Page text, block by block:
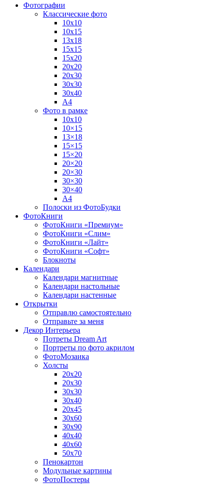
Фотографии
Классические фото
10х10
10х15
13х18
15х15
15х20
20х20
20х30
30х30
30х40
А4
Фото в рамке
10х10
10×15
13×18
15×15
15×20
20×20
20×30
30×30
30×40
A4
Полоски из ФотоБудки
ФотоКниги
ФотоКниги «Премиум»
ФотоКниги «Слим»
ФотоКниги «Лайт»
ФотоКниги «Софт»
Блокноты
Календари
Календари магнитные
Календари настольные
Календари настенные
Открытки
Отправлю самостоятельно
Отправьте за меня
Декор Интерьера
Потреты Dream Art
Портреты по фото акрилом
ФотоМозаика
Холсты
20х20
20х30
30х30
30х40
20х45
30х60
30х90
40х40
40х60
50х70
Пенокартон
Модульные картины
ФотоПостеры